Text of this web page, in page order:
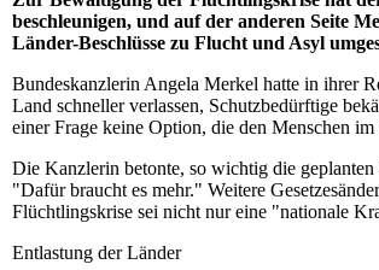
beschleunigen, und auf der anderen Seite
Länder-Beschlüsse zu Flucht und Asyl
Bundeskanzlerin Angela Merkel hatte in ihrer
Land schneller verlassen, Schutzbedürftige
einer Frage keine Option, die den Menschen
Die Kanzlerin betonte, so wichtig die
"Dafür braucht es mehr." Weitere
Flüchtlingskrise sei nicht nur eine "nationale
Entlastung der Länder